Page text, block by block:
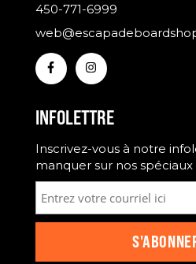
450-771-6999
INFOLETTRE
Inscrivez-vous à notre
manquer sur nos